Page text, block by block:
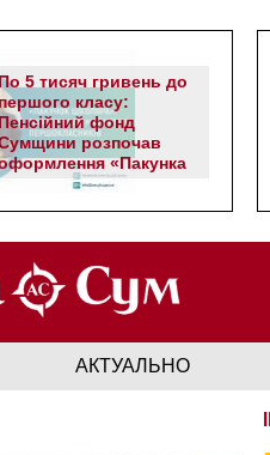
5 тисяч гривень до
класу:
Пенсійний фонд
розпочав
«Пакунка
АКТУАЛЬНО